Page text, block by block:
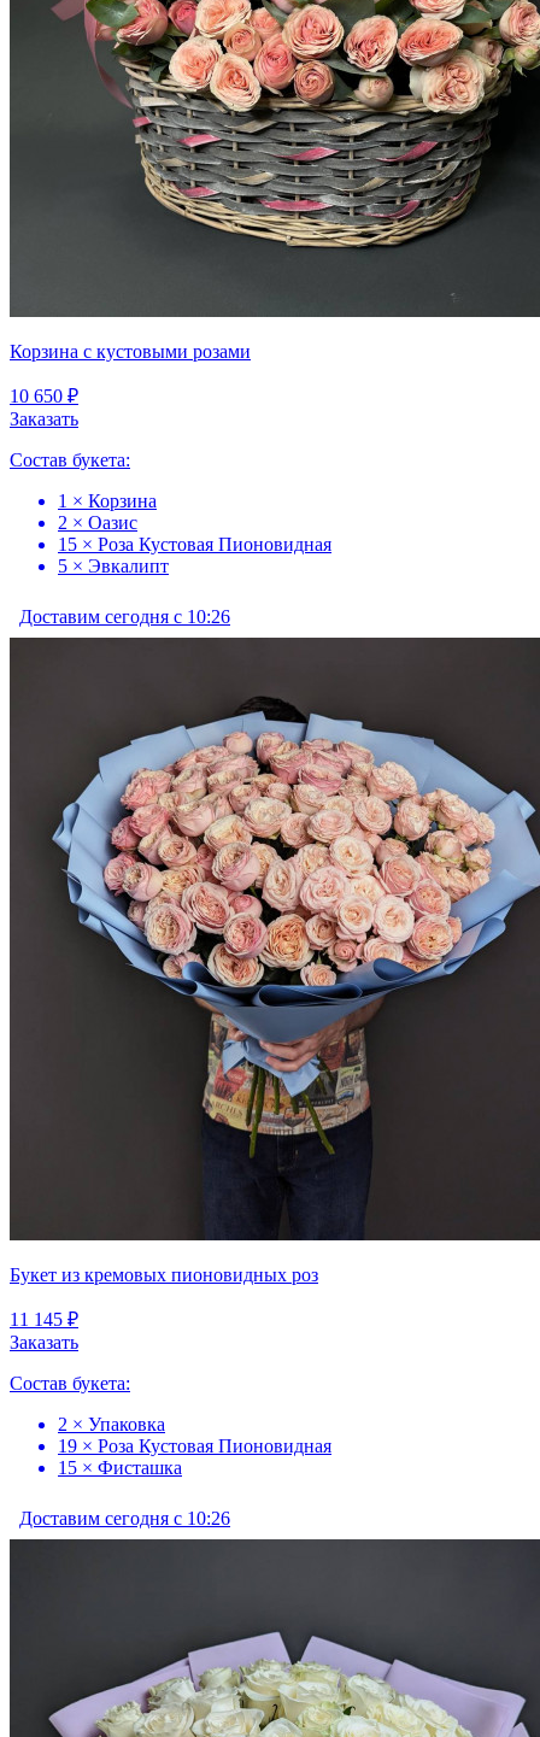
Корзина с кустовыми розами
10 650 ₽
Заказать
Состав букета:
1 × Корзина
2 × Оазис
15 × Роза Кустовая Пионовидная
5 × Эвкалипт
Доставим сегодня с 10:26
Букет из кремовых пионовидных роз
11 145 ₽
Заказать
Состав букета:
2 × Упаковка
19 × Роза Кустовая Пионовидная
15 × Фисташка
Доставим сегодня с 10:26